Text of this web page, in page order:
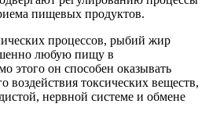
пищевых продуктов.
процессов, рыбий жир
любую пищу в
этого он способен оказывать
воздействия токсических веществ,
, нервной системе и обмене